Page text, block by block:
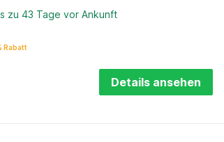
zu 43 Tage vor Ankunft
Rabatt
Details ansehen